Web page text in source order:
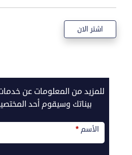
اشتر الان
call2action-
للمزيد من المعلومات عن
بيناتك وسيقوم أحد
الأسم*